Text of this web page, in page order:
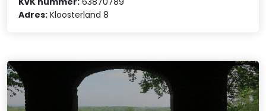
Adres: Kloosterland 8